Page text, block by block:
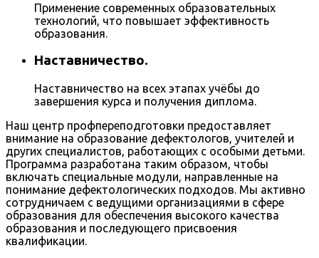
Применение современных образовательных
технологий, что повышает эффективность
образования.
Наставничество.
Наставничество на всех этапах учёбы до
завершения курса и получения диплома.
Наш центр профпереподготовки предоставляет
внимание на образование дефектологов, учителей и
других специалистов, работающих с особыми детьми.
Программа разработана таким образом, чтобы
включать специальные модули, направленные на
понимание дефектологических подходов. Мы активно
сотрудничаем с ведущими организациями в сфере
образования для обеспечения высокого качества
образования и последующего присвоения
квалификации.